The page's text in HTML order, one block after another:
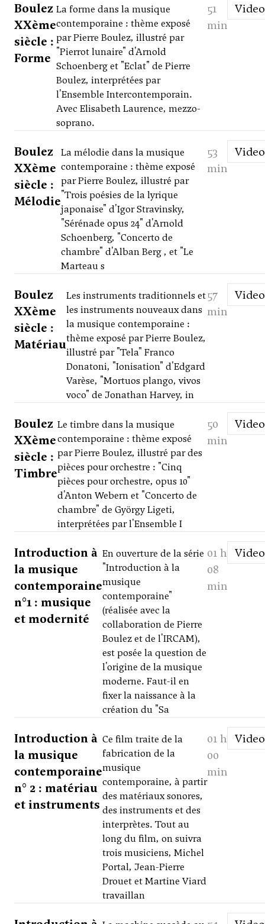
Boulez
XXème
siècle :
Forme
La forme dans la musique
contemporaine : thème exposé
par Pierre Boulez, illustré par
"Pierrot lunaire" d'Arnold
Schoenberg et "Eclat" de Pierre
Boulez, interprétées par
l'Ensemble Intercontemporain.
Avec Elisabeth Laurence, mezzo-
soprano.
51
min
Video
Boulez
XXème
siècle :
Mélodie
La mélodie dans la musique
contemporaine : thème exposé
par Pierre Boulez, illustré par
"Trois poésies de la lyrique
japonaise" d'Igor Stravinsky,
"Sérénade opus 24" d'Arnold
Schoenberg, "Concerto de
chambre" d'Alban Berg , et "Le
Marteau s
53
min
Video
Boulez
XXème
siècle :
Matériau
Les instruments traditionnels et
les instruments nouveaux dans
la musique contemporaine :
thème exposé par Pierre Boulez,
illustré par "Tela" Franco
Donatoni, "Ionisation" d'Edgard
Varèse, "Mortuos plango, vivos
voco" de Jonathan Harvey, in
57
min
Video
Boulez
XXème
siècle :
Timbre
Le timbre dans la musique
contemporaine : thème exposé
par Pierre Boulez, illustré par des
pièces pour orchestre : "Cinq
pièces pour orchestre, opus 10"
d'Anton Webern et "Concerto de
chambre" de György Ligeti,
interprétées par l'Ensemble I
50
min
Video
Introduction à
la musique
contemporaine
n°1 : musique
et modernité
En ouverture de la série
"Introduction à la
musique
contemporaine"
(réalisée avec la
collaboration de Pierre
Boulez et de l'IRCAM),
est posée la question de
l'origine de la musique
moderne. Faut-il en
fixer la naissance à la
création du "Sa
01 h
08
min
Video
Introduction à
la musique
contemporaine
n° 2 : matériau
et instruments
Ce film traite de la
fabrication de la
musique
contemporaine, à partir
des matériaux sonores,
des instruments et des
interprètes. Tout au
long du film, on suivra
trois musiciens, Michel
Portal, Jean-Pierre
Drouet et Martine Viard
travaillan
01 h
00
min
Video